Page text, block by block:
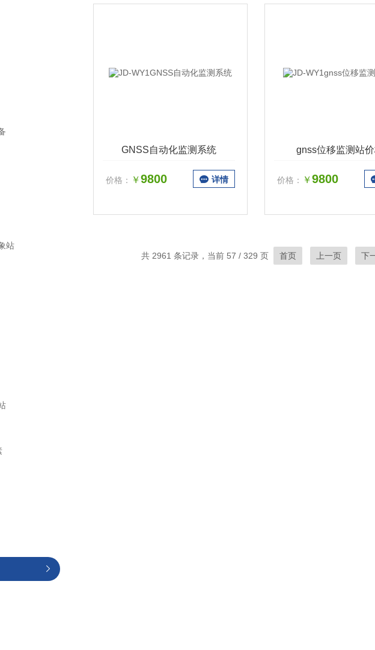
站
GNSS自动化监测系统
价格： ￥9800 详情
gnss位移监测站
价格： ￥9800
共 2961 条记录，当前 57 / 329 页 首页 上一页 下